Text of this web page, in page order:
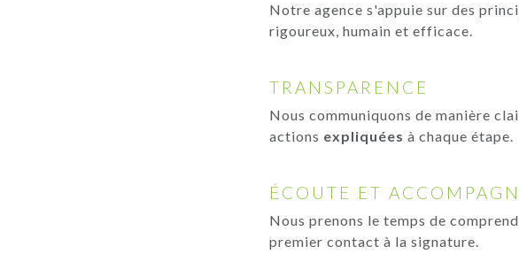
Notre agence s'appuie sur des
rigoureux, humain et efficace.
TRANSPARENCE
Nous communiquons de manière
actions expliquées à chaque étape.
ÉCOUTE ET
Nous prenons le temps de
premier contact à la signature.